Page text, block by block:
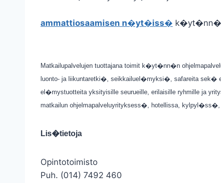
ammattiosaamisen n�yt�iss�
Matkailupalvelujen tuottajana toimit k�yt�nn�n
luonto- ja liikuntaretki�, seikkailuel�myksi�, safareita sek�
el�mystuotteita yksityisille seurueille, erilaisille ryhmille ja
matkailun ohjelmapalveluyrityksess�, hotellissa,
Lis�tietoja
Opintotoimisto
Puh. (014) 7492 460